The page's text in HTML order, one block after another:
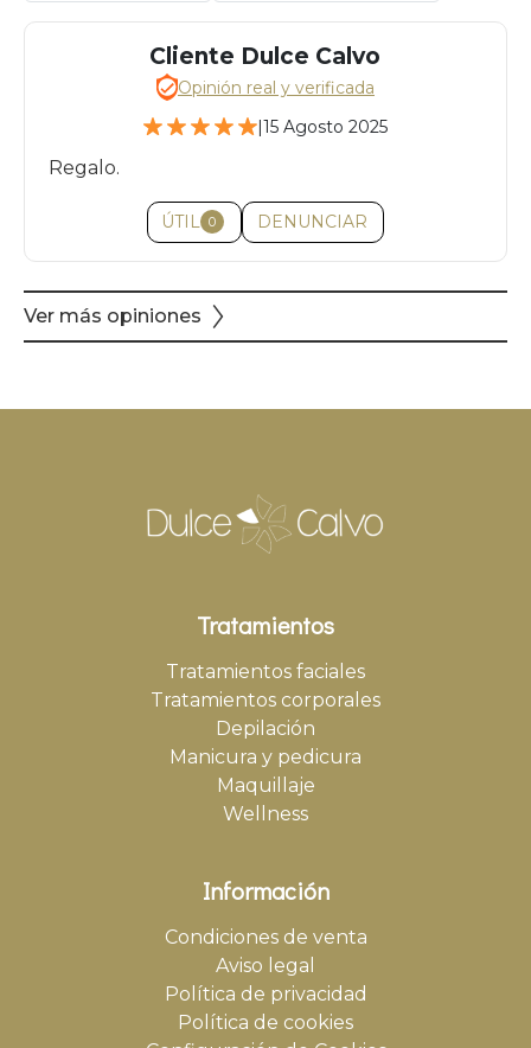
Cliente Dulce Calvo
Opinión real y verificada
|15 Agosto 2025
Regalo.
ÚTIL 0 DENUNCIAR
Ver más opiniones
Tratamientos
Tratamientos faciales
Tratamientos corporales
Depilación
Manicura y pedicura
Maquillaje
Wellness
Información
Condiciones de venta
Aviso legal
Política de privacidad
Política de cookies